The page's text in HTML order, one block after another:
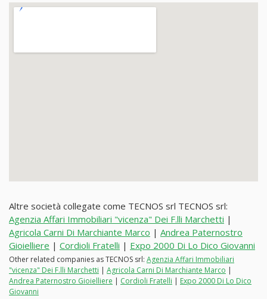
Altre società collegate come TECNOS srl TECNOS srl:
Agenzia Affari Immobiliari "vicenza" Dei F.lli Marchetti |
Agricola Carni Di Marchiante Marco | Andrea Paternostro
Gioielliere | Cordioli Fratelli | Expo 2000 Di Lo Dico Giovanni
Other related companies as TECNOS srl: Agenzia Affari Immobiliari
"vicenza" Dei F.lli Marchetti | Agricola Carni Di Marchiante Marco |
Andrea Paternostro Gioielliere | Cordioli Fratelli | Expo 2000 Di Lo Dico
Giovanni